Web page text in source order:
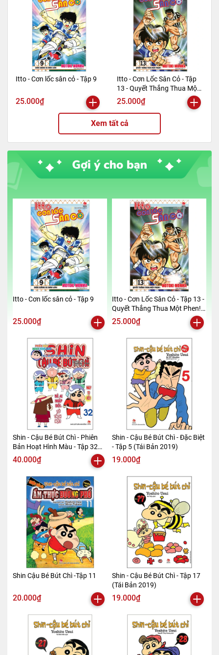
Itto - Cơn lốc sân cỏ - Tập 9
25.000₫
Itto - Cơn Lốc Sân Cỏ - Tập
13 - Quyết Thắng Thua Một
Phen!! (Tái Bản 2024)
25.000₫
Xem tất cả
Itto - Cơn lốc sân cỏ - Tập 9
25.000₫
Itto - Cơn Lốc Sân Cỏ - Tập 13 -
Quyết Thắng Thua Một Phen!!
(Tái Bản 2024)
25.000₫
Shin - Cậu Bé Bút Chì - Phiên
Bản Hoạt Hình Màu - Tập 32
(Tái Bản 2019)
40.000₫
Shin - Cậu Bé Bút Chì - Đặc Biệt
- Tập 5 (Tái Bản 2019)
19.000₫
Shin Cậu Bé Bút Chì -Tập 11
20.000₫
Shin - Cậu Bé Bút Chì - Tập 17
(Tái Bản 2019)
19.000₫